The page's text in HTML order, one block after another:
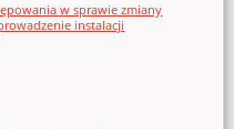
w sprawie zmiany
instalacji